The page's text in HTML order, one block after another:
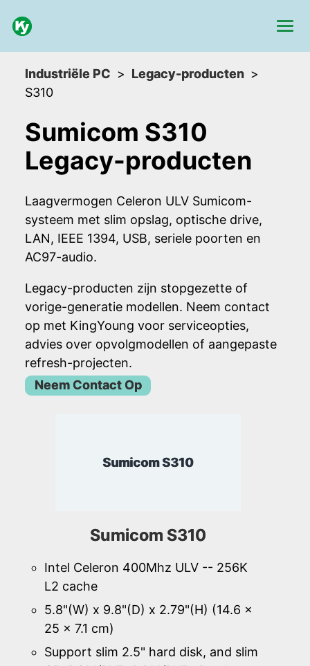
Industriële PC
Legacy-producten
S310
Sumicom S310
Legacy-producten
Laagvermogen Celeron ULV Sumicom-
systeem met slim opslag, optische drive,
LAN, IEEE 1394, USB, seriele poorten en
AC97-audio.
Legacy-producten zijn stopgezette of
vorige-generatie modellen. Neem contact
op met KingYoung voor serviceopties,
advies over opvolgmodellen of aangepaste
refresh-projecten.
Neem Contact Op
Sumicom S310
Sumicom S310
Intel Celeron 400Mhz ULV -- 256K
L2 cache
5.8"(W) x 9.8"(D) x 2.79"(H) (14.6 x
25 x 7.1 cm)
Support slim 2.5" hard disk, and slim